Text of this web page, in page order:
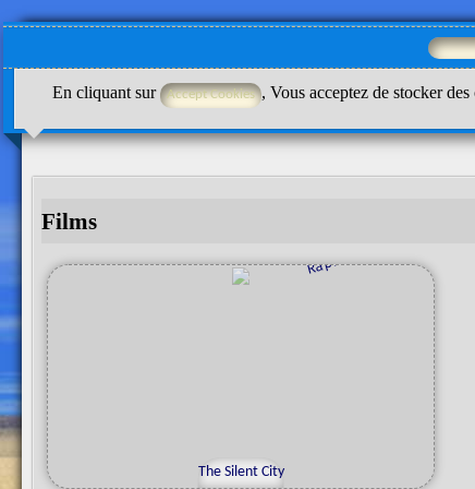
En cliquant sur , Vous acceptez de stocker
Films
R
a
p
h
i
L
e
S
o
b
re
The Silent City